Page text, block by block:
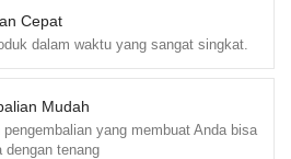
Cepat
dalam waktu yang sangat singkat.
Mudah
pengembalian yang membuat Anda bisa
dengan tenang